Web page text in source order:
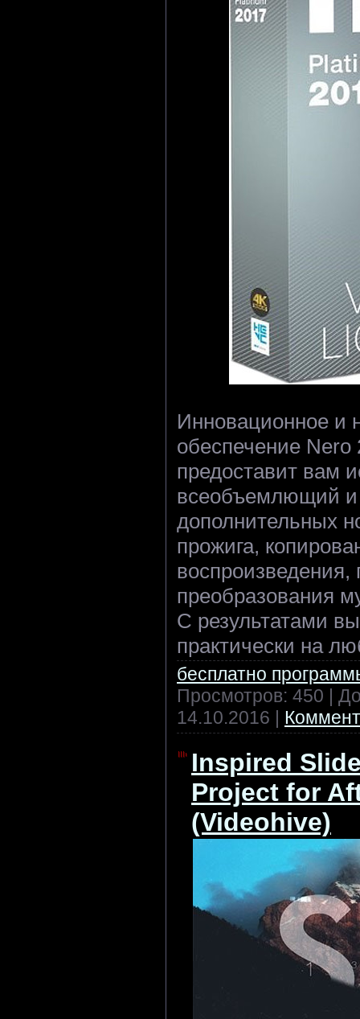
Инновационное и
обеспечение Nero
предоставит вам
всеобъемлющий
дополнительных
прожига,
воспроизведения,
преобразования
С результатами
практически на
бесплатно
Просмотров: 450 |
14.10.2016
Inspired
Project for
(Videohive)